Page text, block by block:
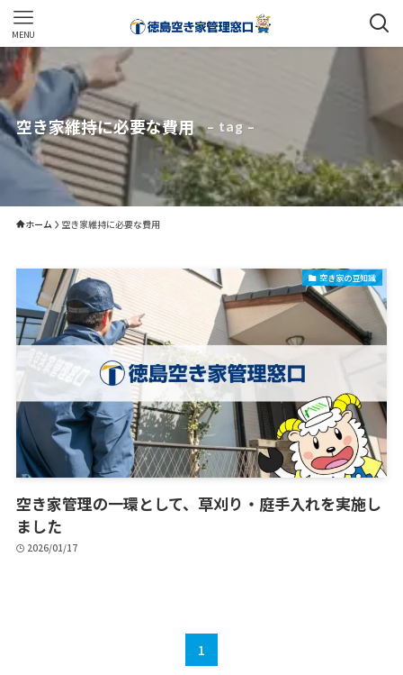
MENU
空き家維持に必要な費用 – tag –
ホーム 空き家維持に必要な費用
空き家の豆知識
空き家管理の一環として、草刈り・庭手入れを実施し
ました
2026/01/17
1